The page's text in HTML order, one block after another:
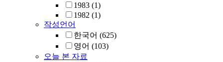
1983 (1)
1982 (1)
작성언어
한국어 (625)
영어 (103)
오늘 본 자료